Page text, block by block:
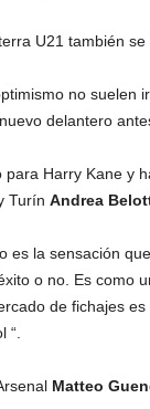
U21 también
no suelen
delantero
Harry Kane y
Turín Andrea
es la sensación
o no. Es como
de fichajes
“.
Matteo